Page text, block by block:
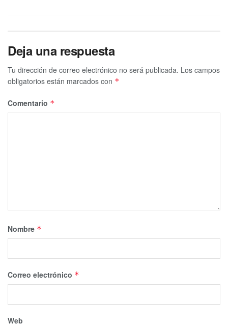
Deja una respuesta
Tu dirección de correo electrónico no será publicada. Los campos
obligatorios están marcados con *
Comentario *
Nombre *
Correo electrónico *
Web